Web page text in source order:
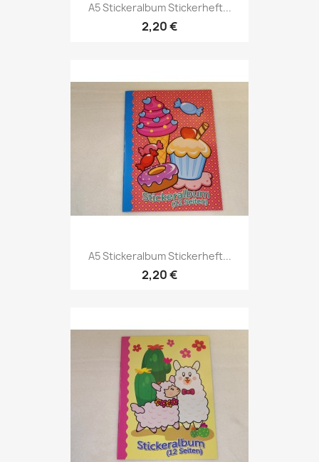
A5 Stickeralbum Stickerheft...
2,20 €
A5 Stickeralbum Stickerheft...
2,20 €